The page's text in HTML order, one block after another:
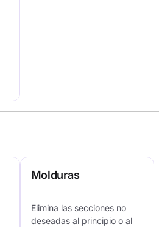
Molduras
Elimina las secciones no
deseadas al principio o al